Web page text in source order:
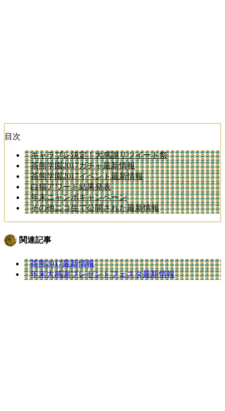
目次
キャラプレ決定！大感謝リツイート祭
茶熊学園2017ガチャ最新情報
茶熊学園2017イベント最新情報
白猫アワード結果発表
年末ニャンボキャンペーン
その他ニコ生で公開された最新情報
関連記事
茶熊2017最新情報
年末大感謝プレゼントフェスタ最新情報